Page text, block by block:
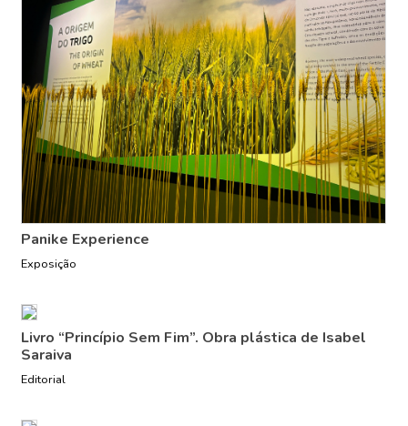
Panike Experience
Exposição
Livro “Princípio Sem Fim”. Obra plástica de Isabel
Saraiva
Editorial